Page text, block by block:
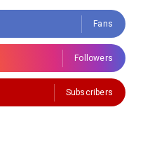
Fans
Followers
Subscribers